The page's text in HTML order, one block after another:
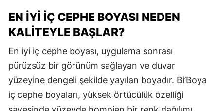
EN İYI İÇ CEPHE BOYASI NEDEN
KALITEYLE BAŞLAR?
En iyi iç cephe boyası, uygulama sonrası
pürüzsüz bir görünüm sağlayan ve duvar
yüzeyine dengeli şekilde yayılan boyadır. Bi’Boya
iç cephe boyaları, yüksek örtücülük özelliği